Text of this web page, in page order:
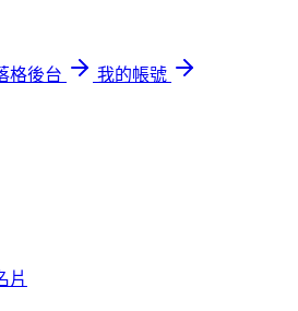
格後台
我的帳號
片